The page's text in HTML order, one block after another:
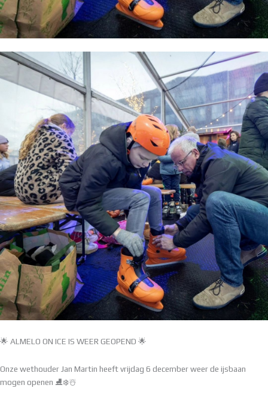
🌟 ALMELO ON ICE IS WEER GEOPEND 🌟
Onze wethouder Jan Martin heeft vrijdag 6 december weer de ijsbaan
mogen openen ⛸️❄️☃️